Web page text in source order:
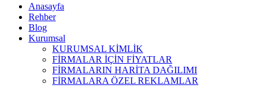
Anasayfa
Rehber
Blog
Kurumsal
KURUMSAL KİMLİK
FİRMALAR İÇİN FİYATLAR
FİRMALARIN HARİTA DAĞILIMI
FİRMALARA ÖZEL REKLAMLAR